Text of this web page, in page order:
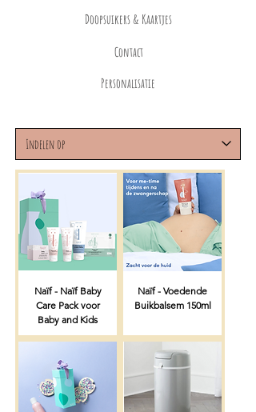
Doopsuikers & Kaartjes
Contact
Personalisatie
Naïf - Naïf Baby
Care Pack voor
Baby and Kids
Naïf - Voedende
Buikbalsem 150ml